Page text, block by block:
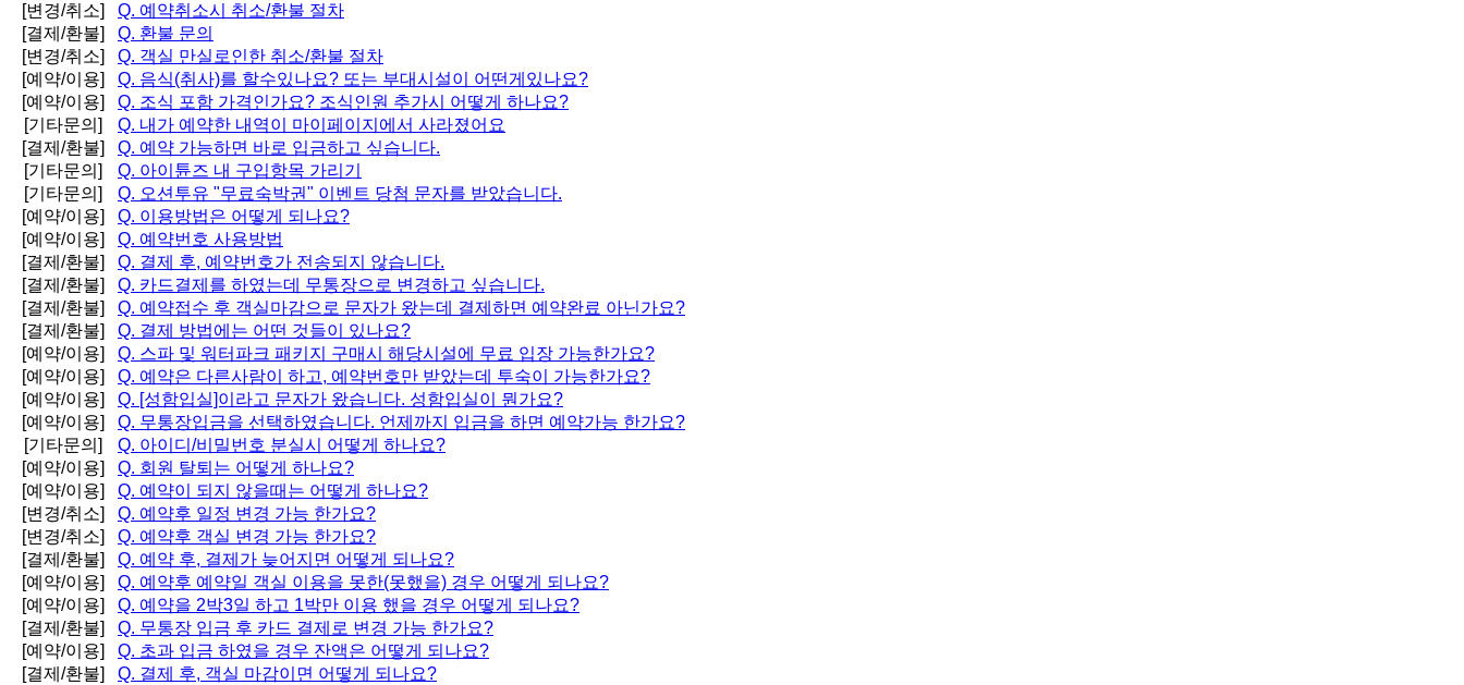
[변경/취소]
Q. 예약취소시 취소/환불 절차
[결제/환불]
Q. 환불 문의
[변경/취소]
Q. 객실 만실로인한 취소/환불 절차
[예약/이용]
Q. 음식(취사)를 할수있나요? 또는 부대시설이 어떤게있나요?
[예약/이용]
Q. 조식 포함 가격인가요? 조식인원 추가시 어떻게 하나요?
[기타문의]
Q. 내가 예약한 내역이 마이페이지에서 사라졌어요
[결제/환불]
Q. 예약 가능하면 바로 입금하고 싶습니다.
[기타문의]
Q. 아이튠즈 내 구입항목 가리기
[기타문의]
Q. 오션투유 "무료숙박권" 이벤트 당첨 문자를 받았습니다.
[예약/이용]
Q. 이용방법은 어떻게 되나요?
[예약/이용]
Q. 예약번호 사용방법
[결제/환불]
Q. 결제 후, 예약번호가 전송되지 않습니다.
[결제/환불]
Q. 카드결제를 하였는데 무통장으로 변경하고 싶습니다.
[결제/환불]
Q. 예약접수 후 객실마감으로 문자가 왔는데 결제하면 예약완료 아닌가요?
[결제/환불]
Q. 결제 방법에는 어떤 것들이 있나요?
[예약/이용]
Q. 스파 및 워터파크 패키지 구매시 해당시설에 무료 입장 가능한가요?
[예약/이용]
Q. 예약은 다른사람이 하고, 예약번호만 받았는데 투숙이 가능한가요?
[예약/이용]
Q. [성함입실]이라고 문자가 왔습니다. 성함입실이 뭔가요?
[예약/이용]
Q. 무통장입금을 선택하였습니다. 언제까지 입금을 하면 예약가능 한가요?
[기타문의]
Q. 아이디/비밀번호 분실시 어떻게 하나요?
[예약/이용]
Q. 회원 탈퇴는 어떻게 하나요?
[예약/이용]
Q. 예약이 되지 않을때는 어떻게 하나요?
[변경/취소]
Q. 예약후 일정 변경 가능 한가요?
[변경/취소]
Q. 예약후 객실 변경 가능 한가요?
[결제/환불]
Q. 예약 후, 결제가 늦어지면 어떻게 되나요?
[예약/이용]
Q. 예약후 예약일 객실 이용을 못한(못했을) 경우 어떻게 되나요?
[예약/이용]
Q. 예약을 2박3일 하고 1박만 이용 했을 경우 어떻게 되나요?
[결제/환불]
Q. 무통장 입금 후 카드 결제로 변경 가능 한가요?
[예약/이용]
Q. 초과 입금 하였을 경우 잔액은 어떻게 되나요?
[결제/환불]
Q. 결제 후, 객실 마감이면 어떻게 되나요?